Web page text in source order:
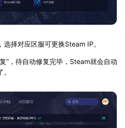
择对应区服可更换Steam IP。
”，待自动修复完毕，Steam就会自动